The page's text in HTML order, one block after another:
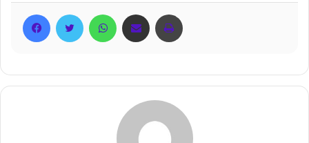
FacebookTwitter WhatsApp
Compartilhar via e-mail